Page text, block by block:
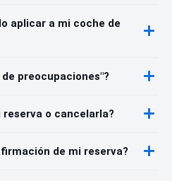
aplicar a mi coche de
preocupaciones"?
reserva o cancelarla?
de mi reserva?